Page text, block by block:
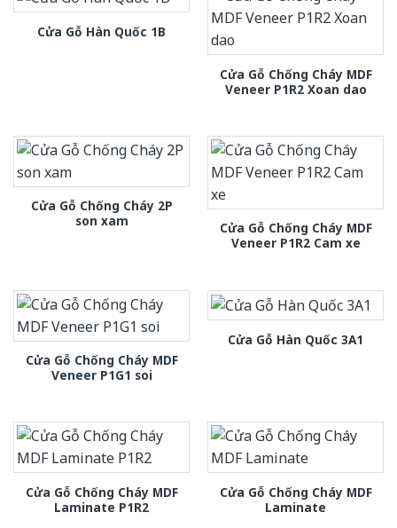
Cửa Gỗ Hàn Quốc 1B
Cửa Gỗ Chống Cháy MDF
Veneer P1R2 Xoan dao
Cửa Gỗ Chống Cháy 2P
son xam
Cửa Gỗ Chống Cháy MDF
Veneer P1R2 Cam xe
Cửa Gỗ Chống Cháy MDF
Veneer P1G1 soi
Cửa Gỗ Hàn Quốc 3A1
Cửa Gỗ Chống Cháy MDF
Laminate P1R2
Cửa Gỗ Chống Cháy MDF
Laminate